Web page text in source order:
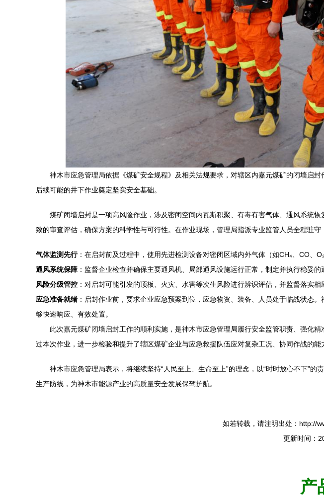
神木市应急管理局依据《煤矿安全规程》及相关法规要求，对辖区内嘉元煤矿的闭墙启
后续可能的井下作业奠定坚实安全基础。
煤矿闭墙启封是一项高风险作业，涉及密闭空间内瓦斯积聚、有毒有害气体、通风系统
致的审查评估，确保方案的科学性与可行性。在作业现场，管理局指派专业监管人员全程驻
气体监测先行：在启封前及过程中，使用先进检测设备对密闭区域内外气体（如CH₄、CO、
通风系统保障 ：监督企业检查并确保主要通风机、局部通风设施运行正常，制定并执行稳妥
风险分级管控 ：对启封可能引发的顶板、火灾、水害等次生风险进行辨识评估，并监督落实相
应急准备就绪 ：启封作业前，要求企业应急预案到位，应急物资、装备、人员处于临战状态
够快速响应、有效处置。
此次嘉元煤矿闭墙启封工作的顺利实施，是神木市应急管理局履行安全监管职责、强化
过本次作业，进一步检验和提升了辖区煤矿企业与应急救援队伍应对复杂工况、协同作战的能
神木市应急管理局表示，将继续坚持“人民至上、生命至上”的理念，以“时时放心不下”
生产防线，为神木市能源产业的高质量安全发展保驾护航。
如若转载，请注明出处：http://
更新时间：
产